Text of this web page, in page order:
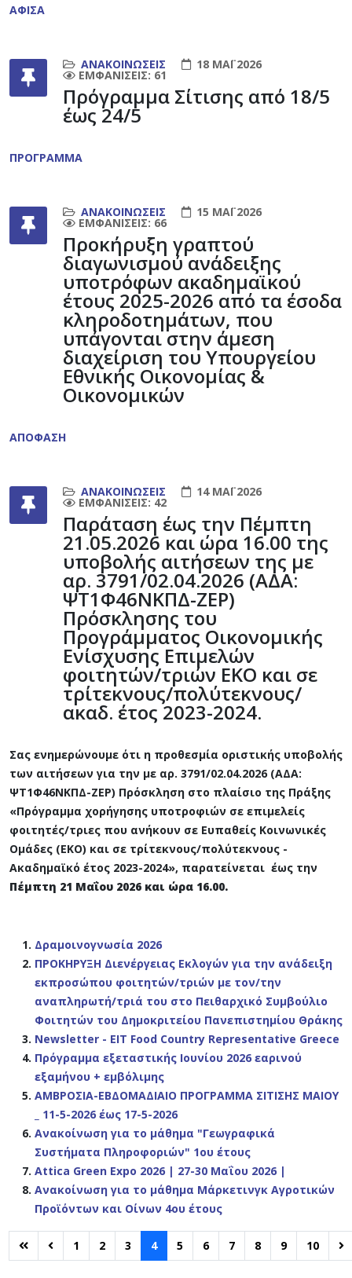
ΑΦΙΣΑ
ΑΝΑΚΟΙΝΏΣΕΙΣ 18 ΜΆΙ 2026
ΕΜΦΑΝΊΣΕΙΣ: 61
Πρόγραμμα Σίτισης από 18/5
έως 24/5
ΠΡΟΓΡΑΜΜΑ
ΑΝΑΚΟΙΝΏΣΕΙΣ 15 ΜΆΙ 2026
ΕΜΦΑΝΊΣΕΙΣ: 66
Προκήρυξη γραπτού
διαγωνισμού ανάδειξης
υποτρόφων ακαδημαϊκού
έτους 2025-2026 από τα έσοδα
κληροδοτημάτων, που
υπάγονται στην άμεση
διαχείριση του Υπουργείου
Εθνικής Οικονομίας &
Οικονομικών
ΑΠΟΦΑΣΗ
ΑΝΑΚΟΙΝΏΣΕΙΣ 14 ΜΆΙ 2026
ΕΜΦΑΝΊΣΕΙΣ: 42
Παράταση έως την Πέμπτη
21.05.2026 και ώρα 16.00 της
υποβολής αιτήσεων της με
αρ. 3791/02.04.2026 (ΑΔΑ:
ΨΤ1Φ46ΝΚΠΔ-ΖΕΡ)
Πρόσκλησης του
Προγράμματος Οικονομικής
Ενίσχυσης Επιμελών
φοιτητών/τριών ΕΚΟ και σε
τρίτεκνους/πολύτεκνους/
ακαδ. έτος 2023-2024.
Σας ενημερώνουμε ότι η προθεσμία οριστικής υποβολής
των αιτήσεων για την με αρ. 3791/02.04.2026 (ΑΔΑ:
ΨΤ1Φ46ΝΚΠΔ-ΖΕΡ) Πρόσκληση στο πλαίσιο της Πράξης
«Πρόγραμμα χορήγησης υποτροφιών σε επιμελείς
φοιτητές/τριες που ανήκουν σε Ευπαθείς Κοινωνικές
Ομάδες (ΕΚΟ) και σε τρίτεκνους/πολύτεκνους -
Ακαδημαϊκό έτος 2023-2024», παρατείνεται έως την
Πέμπτη 21 Μαΐου 2026 και ώρα 16.00.
Δραμοινoγνωσία 2026
ΠΡΟΚΗΡΥΞΗ Διενέργειας Εκλογών για την ανάδειξη
εκπροσώπου φοιτητών/τριών με τον/την
αναπληρωτή/τριά του στο Πειθαρχικό Συμβούλιο
Φοιτητών του Δημοκριτείου Πανεπιστημίου Θράκης
Newsletter - EIT Food Country Representative Greece
Πρόγραμμα εξεταστικής Ιουνίου 2026 εαρινού
εξαμήνου + εμβόλιμης
ΑΜΒΡΟΣΙΑ-ΕΒΔΟΜΑΔΙΑΙΟ ΠΡΟΓΡΑΜΜΑ ΣΙΤΙΣΗΣ ΜΑΙΟΥ
_ 11-5-2026 έως 17-5-2026
Ανακοίνωση για το μάθημα "Γεωγραφικά
Συστήματα Πληροφοριών" 1ου έτους
Attica Green Expo 2026 | 27-30 Μαΐου 2026 |
Ανακοίνωση για το μάθημα Μάρκετινγκ Αγροτικών
Προϊόντων και Οίνων 4ου έτους
1 2 3 4 5 6 7 8 9 10